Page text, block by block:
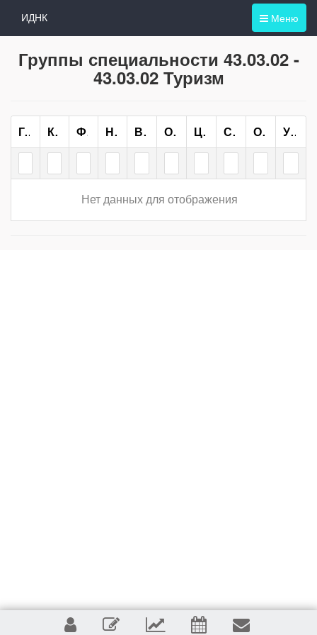
Меню
ИДНК
Группы специальности 43.03.02 -
43.03.02 Туризм
Группа Курс Форма Обучения Направление/специальность Всего ОО ЦН СН ОП Учебный План
Нет данных для отображения